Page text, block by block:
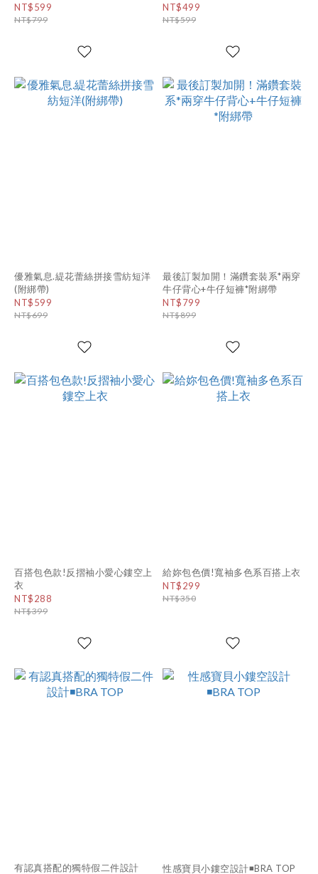
NT$599
NT$799
NT$499
NT$599
優雅氣息.緹花蕾絲拼接雪紡短洋
(附綁帶)
NT$599
NT$699
最後訂製加開！滿鑽套裝系*兩穿
牛仔背心+牛仔短褲*附綁帶
NT$799
NT$899
百搭包色款!反摺袖小愛心鏤空上
衣
NT$288
NT$399
給妳包色價!寬袖多色系百搭上衣
NT$299
NT$350
有認真搭配的獨特假二件設計
性感寶貝小鏤空設計◾BRA TOP